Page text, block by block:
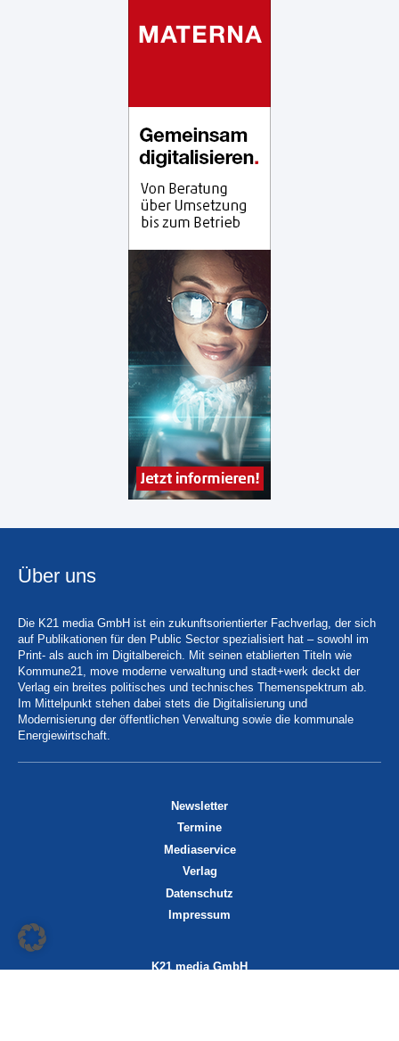
Über uns
Die K21 media GmbH ist ein zukunftsorientierter Fachverlag, der sich
auf Publikationen für den Public Sector spezialisiert hat – sowohl im
Print- als auch im Digitalbereich. Mit seinen etablierten Titeln wie
Kommune21, move moderne verwaltung und stadt+werk deckt der
Verlag ein breites politisches und technisches Themenspektrum ab.
Im Mittelpunkt stehen dabei stets die Digitalisierung und
Modernisierung der öffentlichen Verwaltung sowie die kommunale
Energiewirtschaft.
Newsletter
Termine
Mediaservice
Verlag
Datenschutz
Impressum
K21 media GmbH